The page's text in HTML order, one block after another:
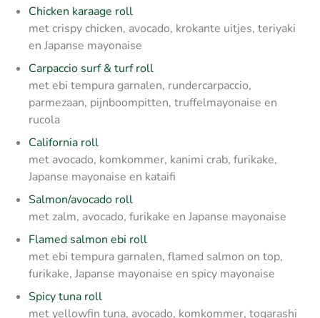
Chicken karaage roll
met crispy chicken, avocado, krokante uitjes, teriyaki
en Japanse mayonaise
Carpaccio surf & turf roll
met ebi tempura garnalen, rundercarpaccio,
parmezaan, pijnboompitten, truffelmayonaise en
rucola
California roll
met avocado, komkommer, kanimi crab, furikake,
Japanse mayonaise en kataifi
Salmon/avocado roll
met zalm, avocado, furikake en Japanse mayonaise
Flamed salmon ebi roll
met ebi tempura garnalen, flamed salmon on top,
furikake, Japanse mayonaise en spicy mayonaise
Spicy tuna roll
met yellowfin tuna, avocado, komkommer, togarashi